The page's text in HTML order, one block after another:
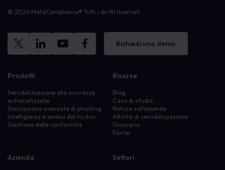
© 2026 MetaCompliance® Tutti i diritti riservati.
Richiedi una demo
Prodotti
Sensibilizzazione alla sicurezza
automatizzata
Simulazione avanzata di phishing
Intelligenza e analisi del rischio
Gestione della conformità
Risorse
Blog
Caso di studio
Notizie sull'azienda
Attività di sensibilizzazione
Glossario
Poster
Azienda Settori